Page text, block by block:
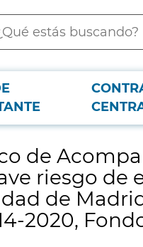
educativo y
2014-2020, Fondos REACT-UE
de
riesgo
de
2020,